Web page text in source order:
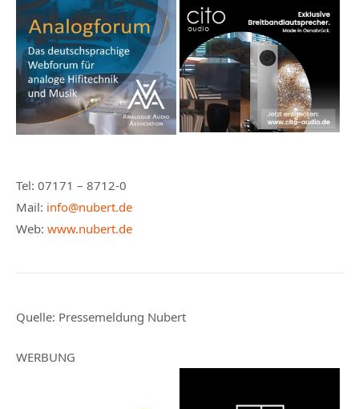
Tel: 07171 – 8712-0
Mail: info@nubert.de
Web: www.nubert.de
Quelle: Pressemeldung Nubert
WERBUNG